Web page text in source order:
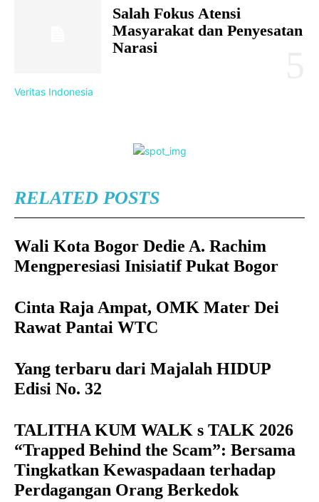
Salah Fokus Atensi
Masyarakat dan Penyesatan
Narasi
Veritas Indonesia
RELATED POSTS
Wali Kota Bogor Dedie A. Rachim
Mengperesiasi Inisiatif Pukat Bogor
Cinta Raja Ampat, OMK Mater Dei
Rawat Pantai WTC
Yang terbaru dari Majalah HIDUP
Edisi No. 32
TALITHA KUM WALK s TALK 2026
“Trapped Behind the Scam”: Bersama
Tingkatkan Kewaspadaan terhadap
Perdagangan Orang Berkedok